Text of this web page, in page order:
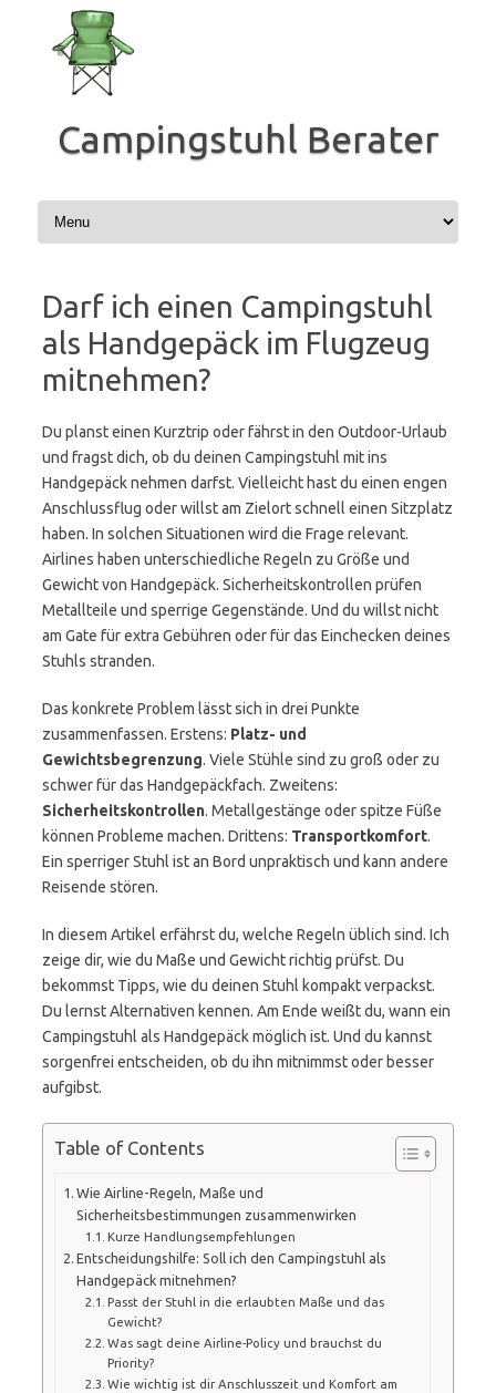
springen
Campingstuhl Berater
Darf ich einen Campingstuhl
als Handgepäck im Flugzeug
mitnehmen?
Du planst einen Kurztrip oder fährst in den Outdoor-Urlaub
und fragst dich, ob du deinen Campingstuhl mit ins
Handgepäck nehmen darfst. Vielleicht hast du einen engen
Anschlussflug oder willst am Zielort schnell einen Sitzplatz
haben. In solchen Situationen wird die Frage relevant.
Airlines haben unterschiedliche Regeln zu Größe und
Gewicht von Handgepäck. Sicherheitskontrollen prüfen
Metallteile und sperrige Gegenstände. Und du willst nicht
am Gate für extra Gebühren oder für das Einchecken deines
Stuhls stranden.
Das konkrete Problem lässt sich in drei Punkte
zusammenfassen. Erstens: Platz- und
Gewichtsbegrenzung. Viele Stühle sind zu groß oder zu
schwer für das Handgepäckfach. Zweitens:
Sicherheitskontrollen. Metallgestänge oder spitze Füße
können Probleme machen. Drittens: Transportkomfort.
Ein sperriger Stuhl ist an Bord unpraktisch und kann andere
Reisende stören.
In diesem Artikel erfährst du, welche Regeln üblich sind. Ich
zeige dir, wie du Maße und Gewicht richtig prüfst. Du
bekommst Tipps, wie du deinen Stuhl kompakt verpackst.
Du lernst Alternativen kennen. Am Ende weißt du, wann ein
Campingstuhl als Handgepäck möglich ist. Und du kannst
sorgenfrei entscheiden, ob du ihn mitnimmst oder besser
aufgibst.
Table of Contents
Wie Airline-Regeln, Maße und
Sicherheitsbestimmungen zusammenwirken
Kurze Handlungsempfehlungen
Entscheidungshilfe: Soll ich den Campingstuhl als
Handgepäck mitnehmen?
Passt der Stuhl in die erlaubten Maße und das
Gewicht?
Was sagt deine Airline-Policy und brauchst du
Priority?
Wie wichtig ist dir Anschlusszeit und Komfort am